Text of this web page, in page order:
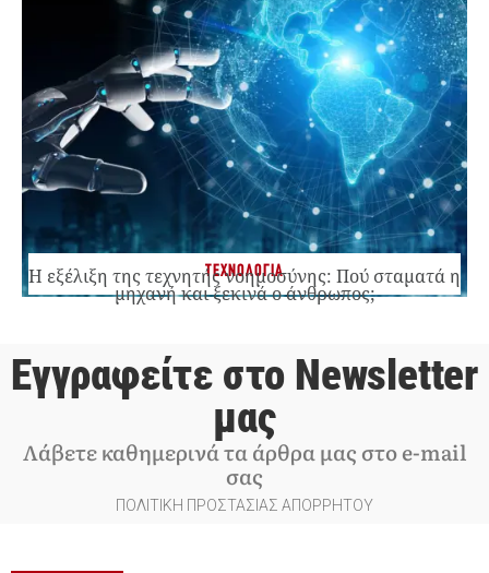
ΤΕΧΝΟΛΟΓΙΑ
Η εξέλιξη της τεχνητής νοημοσύνης: Πού σταματά η
μηχανή και ξεκινά ο άνθρωπος;
Εγγραφείτε στο Newsletter
μας
Λάβετε καθημερινά τα άρθρα μας στο e-mail
σας
ΠΟΛΙΤΙΚΗ ΠΡΟΣΤΑΣΙΑΣ ΑΠΟΡΡΗΤΟΥ